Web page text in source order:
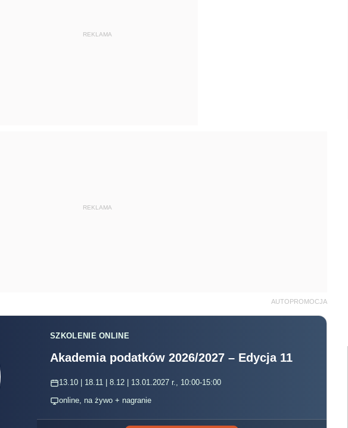
REKLAMA
REKLAMA
AUTOPROMOCJA
SZKOLENIE ONLINE
Akademia podatków 2026/2027 – Edycja 11
13.10 | 18.11 | 8.12 | 13.01.2027 r., 10:00-15:00
online, na żywo + nagranie